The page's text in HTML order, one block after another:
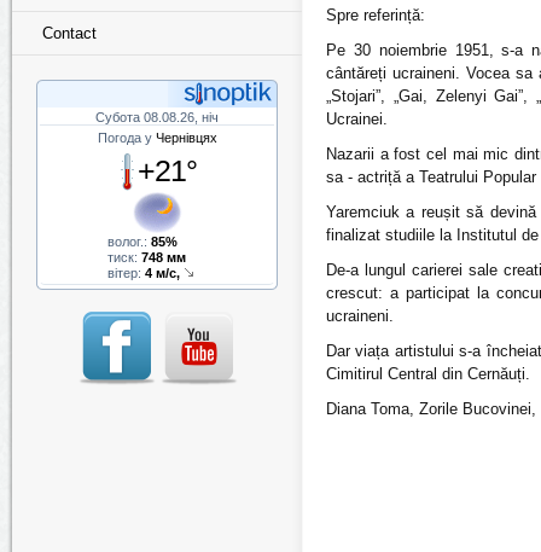
Contact
Субота 08.08.26, ніч
Погода у Чернівцях
+21°
волог.: 85%
тиск: 748 мм
вітер: 4 м/с,
Spre referință:
Pe 30 noiembrie 1951, s-a
cântăreți ucraineni. Vocea sa
„Stojari”, „Gai, Zelenyi
Ucrainei.
Nazarii a fost cel mai mic
sa - actriță a Teatrului
Yaremciuk a reușit să
finalizat studiile la Institutul
De-a lungul carierei sale
crescut: a participat la
ucraineni.
Dar viața artistului s-a
Cimitirul Central din Cernăuți.
Diana Toma, Zorile Bucovinei,